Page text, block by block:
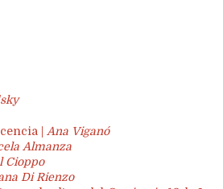
| Ana Viganó
Almanza
Cioppo
Di Rienzo